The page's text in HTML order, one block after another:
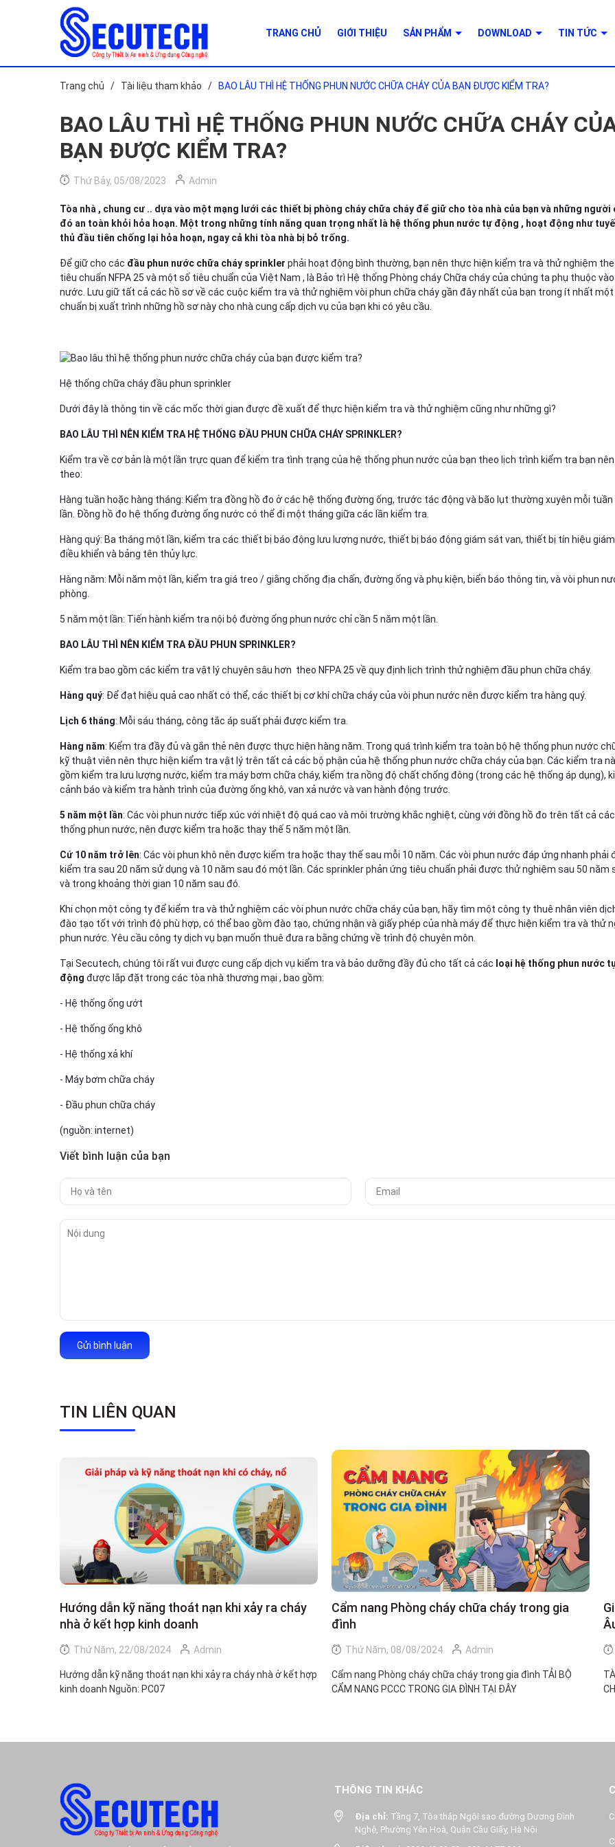
TRANG CHỦ GIỚI THIỆU SẢN PHẨM DOWNLOAD TIN TỨC
Trang chủ / Tài liệu tham khảo / BAO LÂU THÌ HỆ THỐNG PHUN NƯỚC CHỮA CHÁY CỦA BẠN ĐƯỢC KIỂM TRA?
BAO LÂU THÌ HỆ THỐNG PHUN NƯỚC CHỮA CHÁY
BẠN ĐƯỢC KIỂM TRA?
Thứ Bảy, 05/08/2023 Admin
Tòa nhà , chung cư .. dựa vào một mạng lưới các thiết bị phòng cháy chữa cháy để giữ cho tòa nhà của bạn và những
đó an toàn khỏi hỏa hoạn. Một trong những tính năng quan trọng nhất là hệ thống phun nước tự động , hoạt động như
thủ đầu tiên chống lại hỏa hoạn, ngay cả khi tòa nhà bị bỏ trống.
Để giữ cho các đầu phun nước chữa cháy sprinkler phải hoạt động bình thường, bạn nên thực hiện kiểm tra và thử nghiệm
tiêu chuẩn NFPA 25 và một số tiêu chuẩn của Việt Nam , là Bảo trì Hệ thống Phòng cháy Chữa cháy của chúng ta phụ thuộc
nước. Lưu giữ tất cả các hồ sơ về các cuộc kiểm tra và thử nghiệm vòi phun chữa cháy gần đây nhất của bạn trong ít nhất một
chuẩn bị xuất trình những hồ sơ này cho nhà cung cấp dịch vụ của bạn khi có yêu cầu.
Hệ thống chữa cháy đầu phun sprinkler
Dưới đây là thông tin về các mốc thời gian được đề xuất để thực hiện kiểm tra và thử nghiệm cũng như những gì?
BAO LÂU THÌ NÊN KIỂM TRA HỆ THỐNG ĐẦU PHUN CHỮA CHÁY SPRINKLER?
Kiểm tra về cơ bản là một lần trực quan để kiểm tra tình trạng của hệ thống phun nước của bạn theo lịch trình kiểm tra bạn
theo:
Hàng tuần hoặc hàng tháng: Kiểm tra đồng hồ đo ở các hệ thống đường ống, trước tác động và bão lụt thường xuyên mỗi
lần. Đồng hồ đo hệ thống đường ống nước có thể đi một tháng giữa các lần kiểm tra.
Hàng quý: Ba tháng một lần, kiểm tra các thiết bị báo động lưu lượng nước, thiết bị báo động giám sát van, thiết bị tín hiệu
điều khiển và bảng tên thủy lực.
Hàng năm: Mỗi năm một lần, kiểm tra giá treo / giằng chống địa chấn, đường ống và phụ kiện, biển báo thông tin, và vòi phun
phòng.
5 năm một lần: Tiến hành kiểm tra nội bộ đường ống phun nước chỉ cần 5 năm một lần.
BAO LÂU THÌ NÊN KIỂM TRA ĐẦU PHUN SPRINKLER?
Kiểm tra bao gồm các kiểm tra vật lý chuyên sâu hơn theo NFPA 25 về quy định lịch trình thử nghiệm đầu phun chữa cháy.
Hàng quý: Để đạt hiệu quả cao nhất có thể, các thiết bị cơ khí chữa cháy của vòi phun nước nên được kiểm tra hàng quý.
Lịch 6 tháng: Mỗi sáu tháng, công tắc áp suất phải được kiểm tra.
Hàng năm: Kiểm tra đầy đủ và gắn thẻ nên được thực hiện hàng năm. Trong quá trình kiểm tra toàn bộ hệ thống phun nước
kỹ thuật viên nên thực hiện kiểm tra vật lý trên tất cả các bộ phận của hệ thống phun nước chữa cháy của bạn. Các kiểm tra
gồm kiểm tra lưu lượng nước, kiểm tra máy bơm chữa cháy, kiểm tra nồng độ chất chống đông (trong các hệ thống áp dụng),
cảnh báo và kiểm tra hành trình của đường ống khô, van xả nước và van hành động trước.
5 năm một lần: Các vòi phun nước tiếp xúc với nhiệt độ quá cao và môi trường khắc nghiệt, cùng với đồng hồ đo trên tất cả
thống phun nước, nên được kiểm tra hoặc thay thế 5 năm một lần.
Cứ 10 năm trở lên: Các vòi phun khô nên được kiểm tra hoặc thay thế sau mỗi 10 năm. Các vòi phun nước đáp ứng nhanh phải
kiểm tra sau 20 năm sử dụng và 10 năm sau đó một lần. Các sprinkler phản ứng tiêu chuẩn phải được thử nghiệm sau 50 năm
và trong khoảng thời gian 10 năm sau đó.
Khi chọn một công ty để kiểm tra và thử nghiệm các vòi phun nước chữa cháy của bạn, hãy tìm một công ty thuê nhân viên
đào tạo tốt với trình độ phù hợp, có thể bao gồm đào tạo, chứng nhận và giấy phép của nhà máy để thực hiện kiểm tra và thử
phun nước. Yêu cầu công ty dịch vụ bạn muốn thuê đưa ra bằng chứng về trình độ chuyên môn.
Tại Secutech, chúng tôi rất vui được cung cấp dịch vụ kiểm tra và bảo dưỡng đầy đủ cho tất cả các loại hệ thống phun nước
động được lắp đặt trong các tòa nhà thương mại , bao gồm:
- Hệ thống ống ướt
- Hệ thống ống khô
- Hệ thống xả khí
- Máy bơm chữa cháy
- Đầu phun chữa cháy
(nguồn: internet)
Viết bình luận của bạn
Gửi bình luận
TIN LIÊN QUAN
Hướng dẫn kỹ năng thoát nạn khi xảy ra cháy
nhà ở kết hợp kinh doanh
Thứ Năm, 22/08/2024 Admin
Hướng dẫn kỹ năng thoát nạn khi xảy ra cháy nhà ở kết hợp
kinh doanh Nguồn: PC07
Cẩm nang Phòng cháy chữa cháy trong gia
đình
Thứ Năm, 08/08/2024 Admin
Cẩm nang Phòng cháy chữa cháy trong gia đình TẢI BỘ
CẨM NANG PCCC TRONG GIA ĐÌNH TẠI ĐÂY
THÔNG TIN KHÁC
Địa chỉ: Tầng 7, Tòa tháp Ngôi sao đường Dương Đình
Nghệ, Phường Yên Hoà, Quận Cầu Giấy, Hà Nội